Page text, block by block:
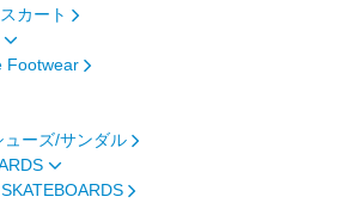
カート
Footwear
ューズ/サンダル